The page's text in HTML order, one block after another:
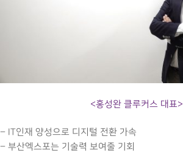
<홍성완 클루커스 대표>
– IT인재 양성으로 디지털 전환 가속
– 부산엑스포는 기술력 보여줄 기회